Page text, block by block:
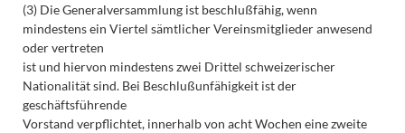
(3) Die Generalversammlung ist beschlußfähig, wenn
mindestens ein Viertel sämtlicher Vereinsmitglieder anwesend
oder vertreten
ist und hiervon mindestens zwei Drittel schweizerischer
Nationalität sind. Bei Beschlußunfähigkeit ist der
geschäftsführende
Vorstand verpflichtet, innerhalb von acht Wochen eine zweite